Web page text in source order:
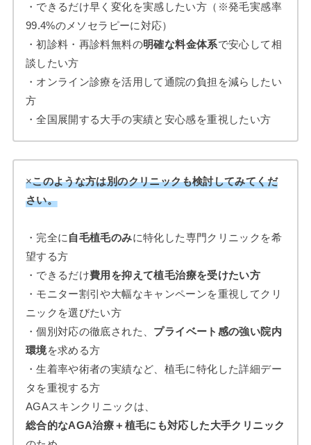
・できるだけ早く変化を実感したい方（※発毛実感率
99.4%のメソセラピーに対応）
・初診料・再診料無料の明確な料金体系で安心して相
談したい方
・オンライン診療を活用して通院の負担を減らしたい
方
・全国展開する大手の実績と安心感を重視したい方
×このような方は別のクリニックも検討してみてくだ
さい。
・完全に 自毛植毛のみに特化した専門クリニックを希
望する方
・できるだけ費用を抑えて植毛治療を受けたい方
・モニター割引や大幅なキャンペーンを重視してクリ
ニックを選びたい方
・個別対応の徹底された、 プライベート感の強い院内
環境を求める方
・生着率や術者の実績など、植毛に特化した詳細デー
タを重視する方
AGAスキンクリニックは、
総合的なAGA治療＋植毛にも対応した大手クリニック